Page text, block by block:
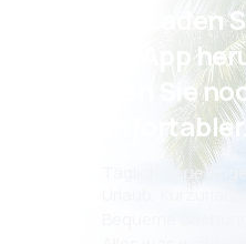
Psst! Laden
eSky App
reisen Sie
komfortabler.
Täglich neue
Bequeme